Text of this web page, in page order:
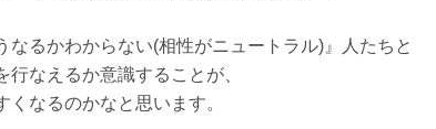
るかわからない(相性がニュートラル)』人たちと
なえるか意識することが、
なるのかなと思います。